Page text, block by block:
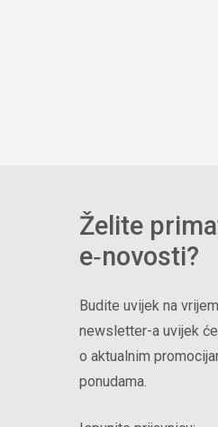
Želite
e‑novosti?
Budite uvijek na
newsletter-a uvijek
o aktualnim
ponudama.